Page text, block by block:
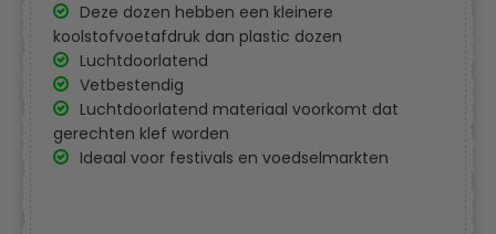
Deze dozen hebben een kleinere
koolstofvoetafdruk dan plastic dozen
Luchtdoorlatend
Vetbestendig
Luchtdoorlatend materiaal voorkomt dat
gerechten klef worden
Ideaal voor festivals en voedselmarkten